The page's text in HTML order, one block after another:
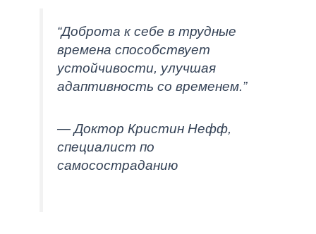
“Доброта к себе в трудные
времена способствует
устойчивости, улучшая
адаптивность со временем.”
— Доктор Кристин Нефф,
специалист по
самосостраданию